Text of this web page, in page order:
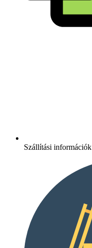
Szállítási információk